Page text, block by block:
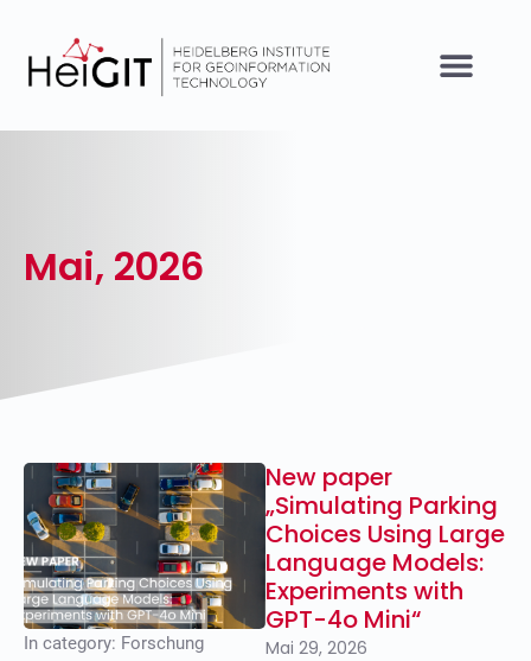
Mai, 2026
In category: Forschung
New paper
„Simulating Parking
Choices Using Large
Language Models:
Experiments with
GPT-4o Mini“
Mai 29, 2026